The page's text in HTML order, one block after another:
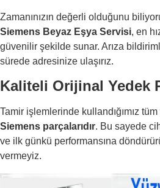
Zamanınızın değerli olduğunu
Siemens Beyaz Eşya Servisi, en
güvenilir şekilde sunar. Arıza
sürede adresinize ulaşırız.
Kaliteli Orijinal Yedek
Tamir işlemlerinde kullandığımız
Siemens parçalarıdır. Bu sayede
ve ilk günkü performansına
vermeyiz.